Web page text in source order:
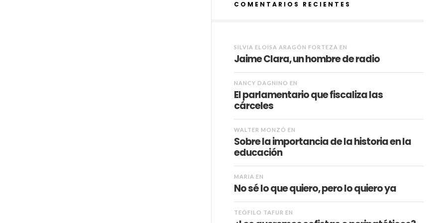
COMENTARIOS RECIENTES
SILVIA ELOISA ARAGÓN FORTEZA EN
Jaime Clara, un hombre de radio
NANCY DAGNINO EN
El parlamentario que fiscaliza las
cárceles
WALTER MONZÓ EN
Sobre la importancia de la historia en la
educación
MARIA EN
No sé lo que quiero, pero lo quiero ya
TEÓFILO TAFUR EN